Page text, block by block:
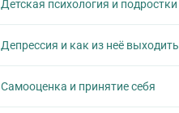
Детская психология и подростки
Депрессия и как из неё выходить
Самооценка и принятие себя